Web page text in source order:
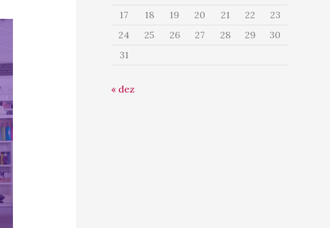
17
18 19 20 21 22
23
24
25 26 27 28 29
30
31
« dez